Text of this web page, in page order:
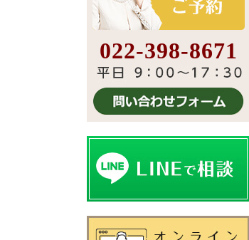
022-398-8671